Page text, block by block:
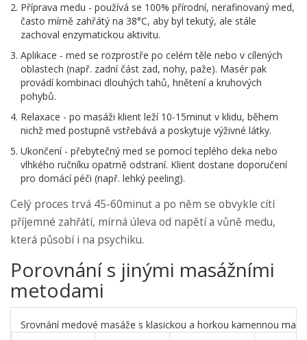
Příprava medu - používá se 100% přírodní, nerafinovaný med,
často mírně zahřátý na 38°C, aby byl tekutý, ale stále
zachoval enzymatickou aktivitu.
Aplikace - med se rozprostře po celém těle nebo v cílených
oblastech (např. zadní část zad, nohy, paže). Masér pak
provádí kombinaci dlouhých tahů, hnětení a kruhových
pohybů.
Relaxace - po masáži klient leží 10-15minut v klidu, během
nichž med postupně vstřebává a poskytuje výživné látky.
Ukončení - přebytečný med se pomocí teplého deka nebo
vlhkého ručníku opatrně odstraní. Klient dostane doporučení
pro domácí péči (např. lehký peeling).
Celý proces trvá 45-60minut a po něm se obvykle cítí
příjemné zahřátí, mírná úleva od napětí a vůně medu,
která působí i na psychiku.
Porovnání s jinými masážními
metodami
Srovnání medové masáže s klasickou a horkou kamennou